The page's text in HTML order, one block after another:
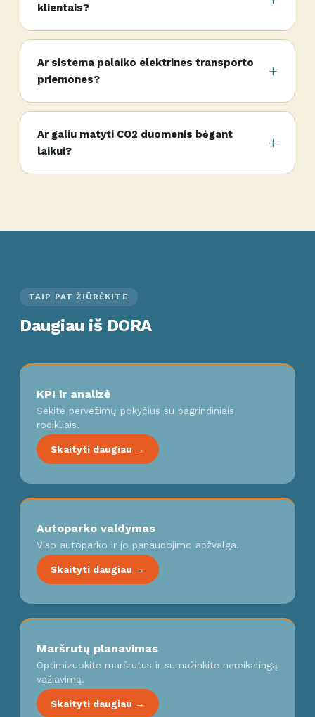
klientais?
Ar sistema palaiko elektrines transporto
priemones?
Ar galiu matyti CO2 duomenis bėgant
laikui?
TAIP PAT ŽIŪRĖKITE
Daugiau iš DORA
KPI ir analizė
Sekite pervežimų pokyčius su pagrindiniais
rodikliais.
Skaityti daugiau →
Autoparko valdymas
Viso autoparko ir jo panaudojimo apžvalga.
Skaityti daugiau →
Maršrutų planavimas
Optimizuokite maršrutus ir sumažinkite nereikalingą
važiavimą.
Skaityti daugiau →